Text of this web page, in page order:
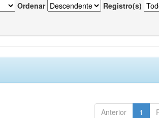
Ordenar Registro(s)
Anterior 1